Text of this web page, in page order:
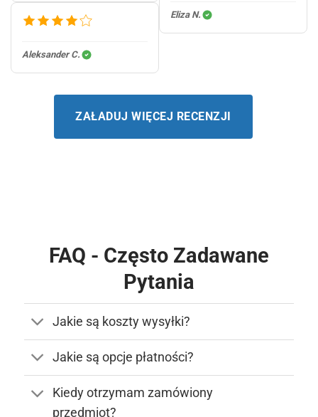
Aleksander C.
Eliza N.
ZAŁADUJ WIĘCEJ RECENZJI
FAQ - Często Zadawane
Pytania
Jakie są koszty wysyłki?
Jakie są opcje płatności?
Kiedy otrzymam zamówiony
przedmiot?